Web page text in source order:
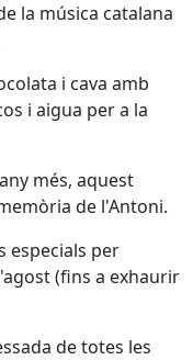
la música catalana
i cava amb
i aigua per a la
més, aquest
de l'Antoni.
especials per
(fins a exhaurir
de totes les